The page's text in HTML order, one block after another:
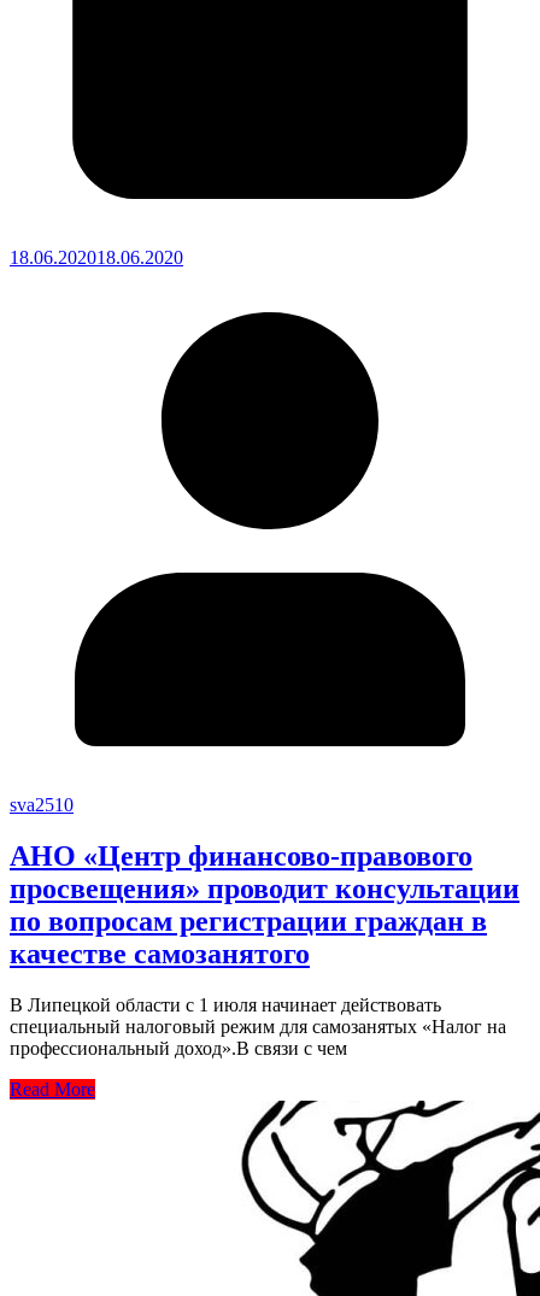
18.06.202018.06.2020
sva2510
АНО «Центр финансово-правового
просвещения» проводит консультации
по вопросам регистрации граждан в
качестве самозанятого
В Липецкой области с 1 июля начинает действовать
специальный налоговый режим для самозанятых «Налог на
профессиональный доход».В связи с чем
Read More